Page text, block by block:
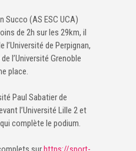
Succo (AS ESC UCA)
de 2h sur les 29km, il
l’Université de Perpignan,
l’Université Grenoble
place.
Paul Sabatier de
l’Université Lille 2 et
complète le podium.